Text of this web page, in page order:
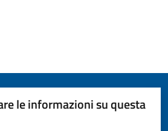
le informazioni su questa